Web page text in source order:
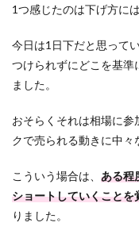
1つ感じたのは下げ方に
今日は1日下だと思って
つけられずにどこを基
ました。
おそらくそれは相場に
クで売られる動きに中々
こういう場合は、 ある程
ショートしていくこと
りました。